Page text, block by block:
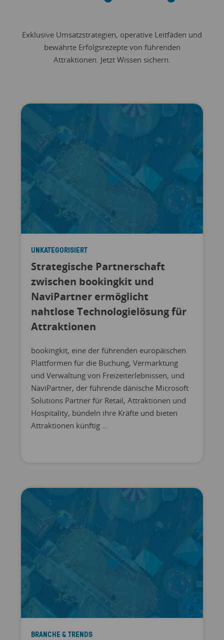
Exklusive Umsatzstrategien, operative Leitfäden und
bewährte Erfolgsrezepte von führenden
Attraktionen. Jetzt Wissen sichern.
UNKATEGORISIERT
Strategische Partnerschaft
zwischen bookingkit und
NaviPartner ermöglicht
nahtlose Technologielösung für
Attraktionen
bookingkit, eine der führenden europäischen
Plattformen für die Buchung, Vermarktung
und Verwaltung von Freizeiterlebnissen, und
NaviPartner, der führende dänische Microsoft
Solutions Partner für Retail, Attraktionen und
Hospitality, bündeln ihre Kräfte und bieten
Attraktionen künftig …
BRANCHE & TRENDS